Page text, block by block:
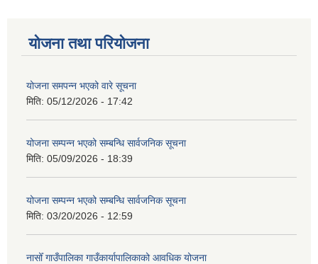
योजना तथा परियोजना
योजना समपन्न भएको वारे सूचना
मिति: 05/12/2026 - 17:42
योजना सम्पन्न भएको सम्बन्धि सार्वजनिक सूचना
मिति: 05/09/2026 - 18:39
योजना सम्पन्न भएको सम्बन्धि सार्वजनिक सूचना
मिति: 03/20/2026 - 12:59
नासोँ गाउँपालिका गाउँकार्यापालिकाको आवधिक योजना